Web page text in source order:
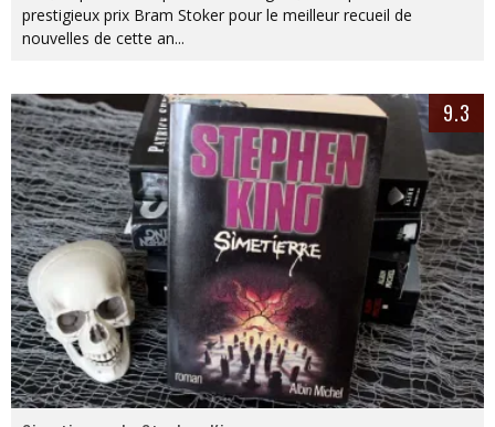
prestigieux prix Bram Stoker pour le meilleur recueil de
nouvelles de cette an...
9.3